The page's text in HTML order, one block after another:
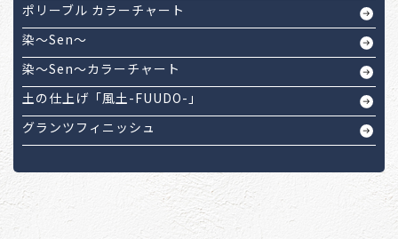
ポリーブル カラーチャート
染～Sen～
染～Sen～カラーチャート
土の仕上げ「風土-FUUDO-」
グランツフィニッシュ